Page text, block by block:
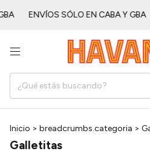
ㅤ ENVÍOS SÓLO EN CABA Y GBAㅤㅤㅤㅤㅤ
Inicio > breadcrumbs.categoria >
Galletitas